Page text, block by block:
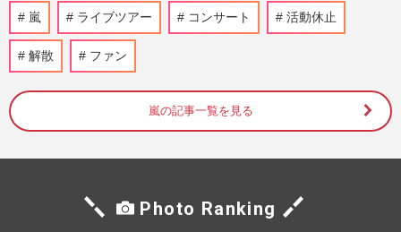
『Number_i』神宮寺勇太・平野紫耀・岸
優太が“海外進出”の夢実現も、チケット価
格が大幅変更！世界規模の…
『嵐』経済効果1000億円ラストツアー後、
松本潤は若手育成に尽力・大野智は沖縄で
中森明菜『Golden SixTONES』で韓国ロ
嵐 ライブツアー コンサート 活動休止
解散 ファン
嵐の記事一覧を見る
Photo Ranking